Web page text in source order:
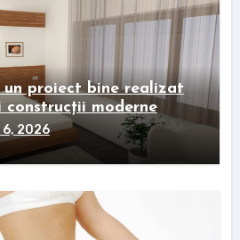
un proiect bine realizat
construcții moderne
2026